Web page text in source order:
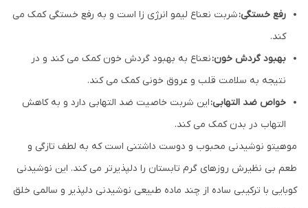
رفع خستگی:شربت نعناع لیمو انرژی زا است و به رفع خستگی کمک می
کند.
بهبود گردش خون:نعناع به بهبود گردش خون کمک می کند و در
نتیجه به سلامت قلب و عروق خونی کمک می کند.
خواص ضد التهابی:این شربت خاصیت ضد التهابی دارد و به کاهش
التهاب در بدن کمک می کند.
موهیتو نوشیدنی محبوب و دوست داشتنی است که به لطف تازگی و
طعم بی نظیرش روزهای گرم تابستان را دلپذیرتر می کند. این نوشیدنی
کوبایی با ترکیبی ساده از چند ماده طبیعی نوشیدنی دلپذیر و سالمی خلق